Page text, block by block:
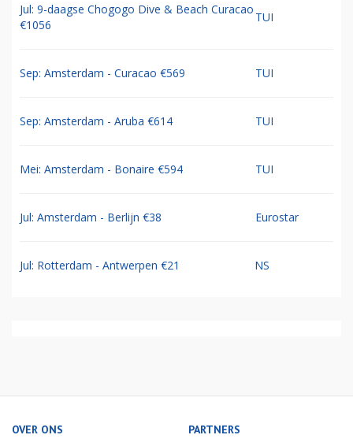
Jul: 9-daagse Chogogo Dive & Beach Curacao
€1056
TUI
Sep: Amsterdam - Curacao €569 TUI
Sep: Amsterdam - Aruba €614 TUI
Mei: Amsterdam - Bonaire €594 TUI
Jul: Amsterdam - Berlijn €38 Eurostar
Jul: Rotterdam - Antwerpen €21 NS
OVER ONS PARTNERS